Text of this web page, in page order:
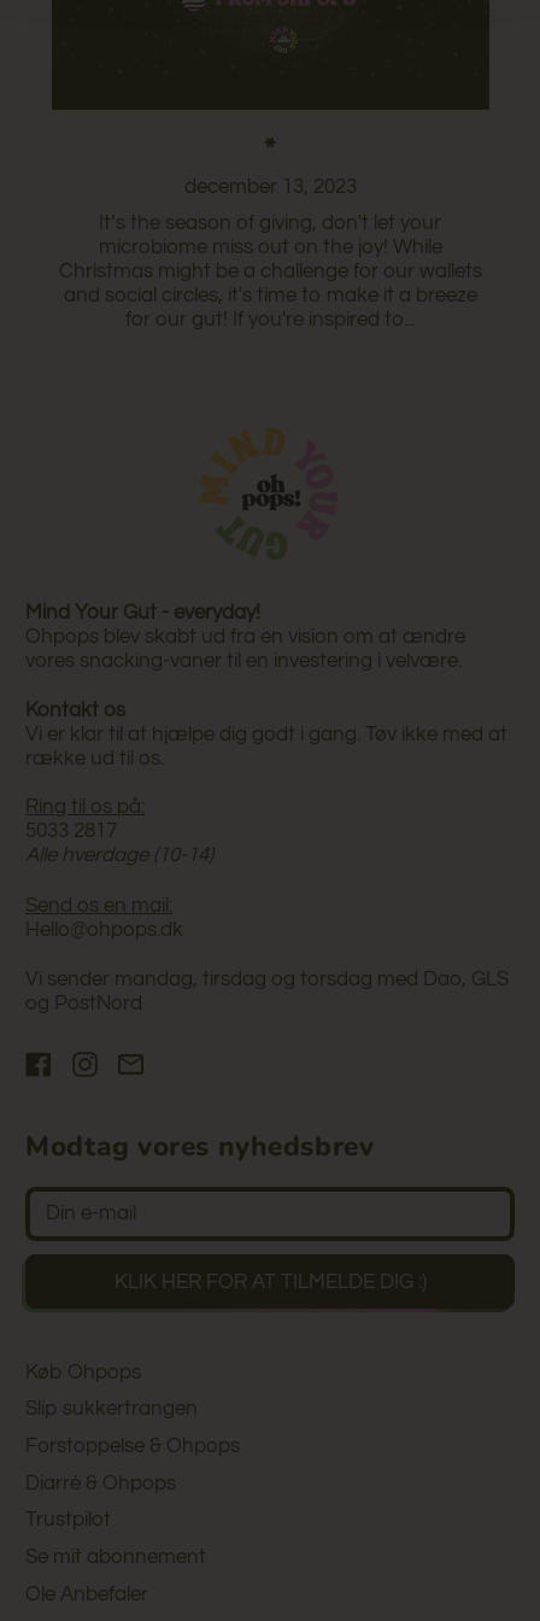
*
december 13, 2023
It’s the season of giving, don't let your
microbiome miss out on the joy! While
Christmas might be a challenge for our wallets
and social circles, it's time to make it a breeze
for our gut! If you're inspired to...
Mind Your Gut - everyday!
Ohpops blev skabt ud fra en vision om at ændre
vores snacking-vaner til en investering i velvære.
Kontakt os
Vi er klar til at hjælpe dig godt i gang. Tøv ikke med at
række ud til os.
Ring til os på:
5033 2817
Alle hverdage (10-14)
Send os en mail:
Hello@ohpops.dk
Vi sender mandag, tirsdag og torsdag med Dao, GLS
og PostNord
Facebook
Instagram
Email
Modtag vores nyhedsbrev
Vi har blot brug for din e-mail
KLIK HER FOR AT TILMELDE DIG :)
Køb Ohpops
Slip sukkertrangen
Forstoppelse & Ohpops
Diarré & Ohpops
Trustpilot
Se mit abonnement
Ole Anbefaler